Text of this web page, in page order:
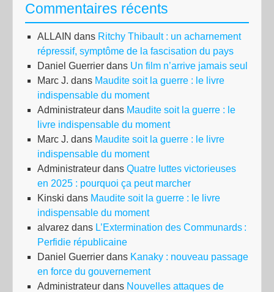
Commentaires récents
ALLAIN dans Ritchy Thibault : un acharnement
répressif, symptôme de la fascisation du pays
Daniel Guerrier dans Un film n’arrive jamais seul
Marc J. dans Maudite soit la guerre : le livre
indispensable du moment
Administrateur dans Maudite soit la guerre : le
livre indispensable du moment
Marc J. dans Maudite soit la guerre : le livre
indispensable du moment
Administrateur dans Quatre luttes victorieuses
en 2025 : pourquoi ça peut marcher
Kinski dans Maudite soit la guerre : le livre
indispensable du moment
alvarez dans L’Extermination des Communards :
Perfidie républicaine
Daniel Guerrier dans Kanaky : nouveau passage
en force du gouvernement
Administrateur dans Nouvelles attaques de